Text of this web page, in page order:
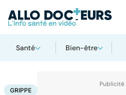
Santé Bien-être
AccueilSanté
GRIPPE